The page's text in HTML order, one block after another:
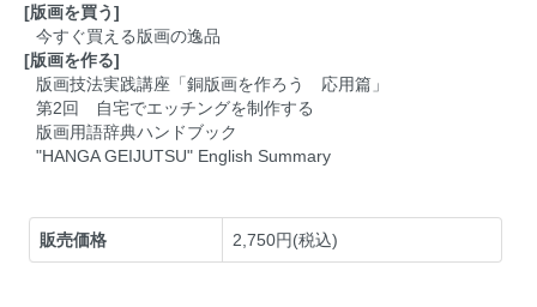
[版画を買う]
今すぐ買える版画の逸品
[版画を作る]
版画技法実践講座「銅版画を作ろう 応用篇」
第2回 自宅でエッチングを制作する
版画用語辞典ハンドブック
"HANGA GEIJUTSU" English Summary
販売価格 2,750円(税込)